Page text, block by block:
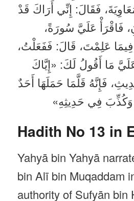
فَقَالَ: إِنِّي أَرَاكَ قَدْ
فَاقْرَأْ عَلَيَّ سُورَةً،
عَلِمْتَ، قَالَ: فَفَعَلْتُ،
مَا أَقُولُ لَكَ: «إِيَّاكَ
فَإِنَّهُ قَلَّمَا حَمَلَهَا أَحَدٌ
وَكُذِّبَ فِي حَدِيثِهِ»
Hadith No 13 in
Yahyā bin Yahyā
bin Alī bin Muqaddam
authority of Sufyān bin